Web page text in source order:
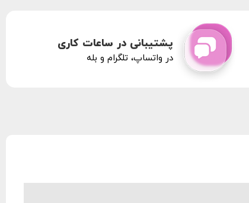
پشتیبانی در ساعات کاری
در واتساپ، تلگرام و بله